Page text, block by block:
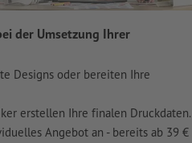
der Umsetzung Ihrer
Designs oder bereiten Ihre
erstellen Ihre finalen Druckdaten.
Angebot an - bereits ab 39 €